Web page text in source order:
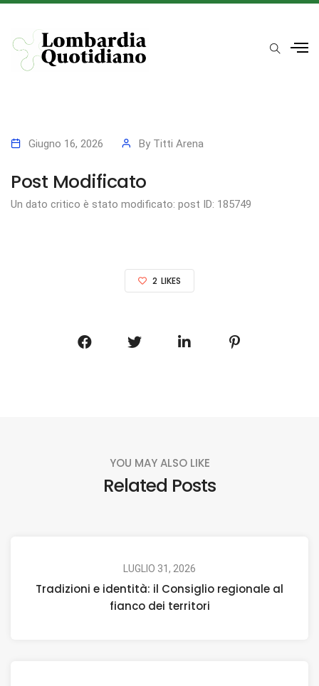
Giugno 16, 2026 By Titti Arena
Post Modificato
Un dato critico è stato modificato: post ID: 185749
2 LIKES
YOU MAY ALSO LIKE
Related Posts
LUGLIO 31, 2026
Tradizioni e identità: il Consiglio regionale al
fianco dei territori